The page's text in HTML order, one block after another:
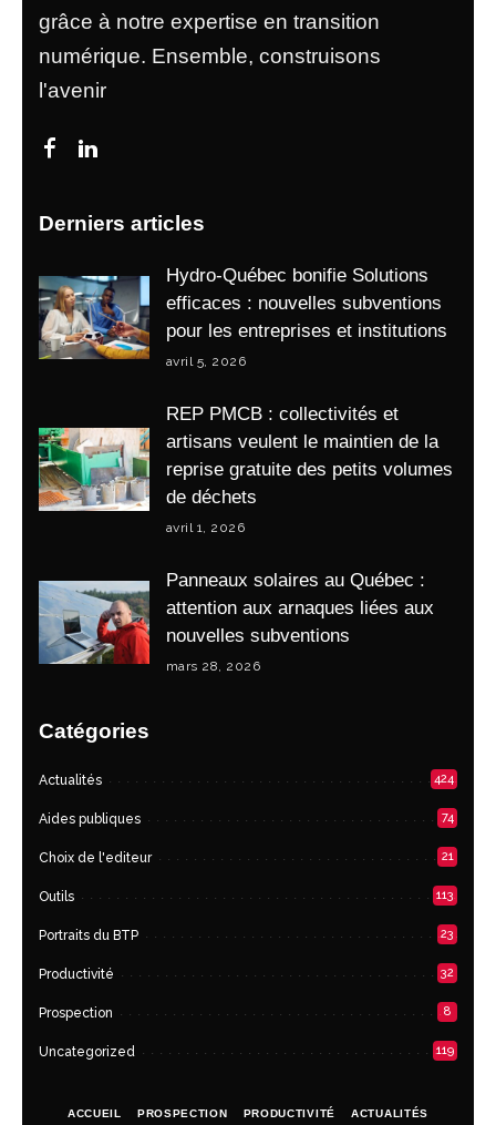
grâce à notre expertise en transition
numérique. Ensemble, construisons
l'avenir
Derniers articles
Hydro-Québec bonifie Solutions
efficaces : nouvelles subventions
pour les entreprises et institutions
avril 5, 2026
REP PMCB : collectivités et
artisans veulent le maintien de la
reprise gratuite des petits volumes
de déchets
avril 1, 2026
Panneaux solaires au Québec :
attention aux arnaques liées aux
nouvelles subventions
mars 28, 2026
Catégories
Actualités 424
Aides publiques 74
Choix de l'editeur 21
Outils 113
Portraits du BTP 23
Productivité 32
Prospection 8
Uncategorized 119
ACCUEIL PROSPECTION PRODUCTIVITÉ ACTUALITÉS